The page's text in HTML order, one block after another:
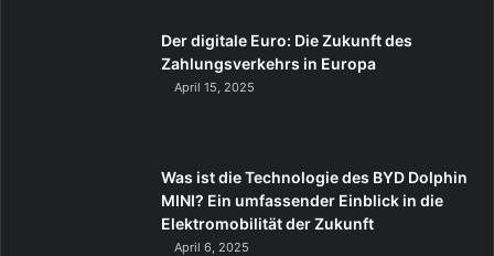
Der digitale Euro: Die Zukunft des
Zahlungsverkehrs in Europa
April 15, 2025
Was ist die Technologie des BYD Dolphin
MINI? Ein umfassender Einblick in die
Elektromobilität der Zukunft
April 6, 2025